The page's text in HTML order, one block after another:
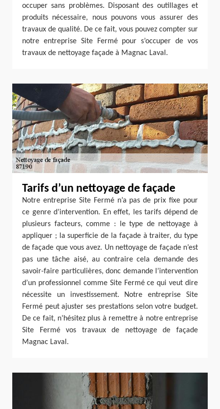
occuper sans problèmes. Disposant des outillages et
produits nécessaire, nous pouvons vous assurer des
travaux de qualité. De ce fait, vous pouvez compter sur
notre entreprise Site Fermé pour s’occuper de vos
travaux de nettoyage façade à Magnac Laval.
Tarifs d’un nettoyage de façade
Notre entreprise Site Fermé n’a pas de prix fixe pour
ce genre d’intervention. En effet, les tarifs dépend de
plusieurs facteurs, comme : le type de nettoyage à
appliquer ; la superficie de la façade à traiter, du type
de façade que vous avez. Un nettoyage de façade n’est
pas une tâche aisé, au contraire cela demande des
savoir-faire particulières, donc demande l’intervention
d’un professionnel comme Site Fermé ce qui veut dire
nécessite un investissement. Notre entreprise Site
Fermé peut ajuster ses prestations selon votre budget.
De ce fait, n’hésitez plus à remettre à notre entreprise
Site Fermé vos travaux de nettoyage de façade
Magnac Laval.